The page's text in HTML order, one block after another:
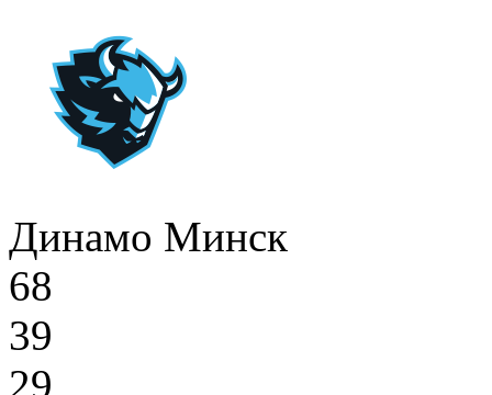
Динамо Минск
68
39
29